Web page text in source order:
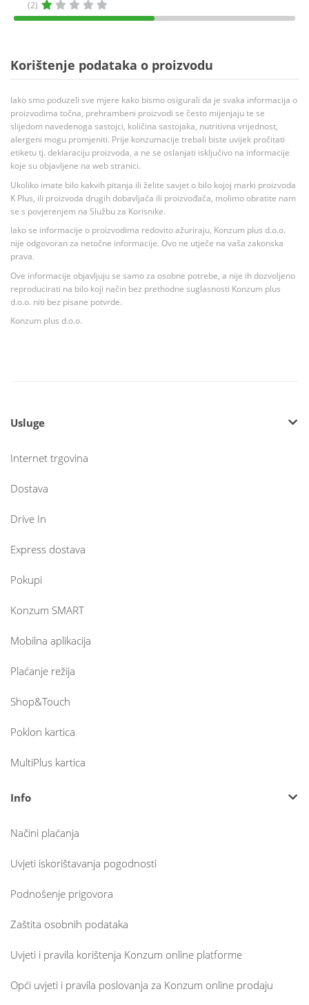
(2)
Korištenje podataka o proizvodu
Iako smo poduzeli sve mjere kako bismo osigurali da je svaka informacija o
proizvodima točna, prehrambeni proizvodi se često mijenjaju te se
slijedom navedenoga sastojci, količina sastojaka, nutritivna vrijednost,
alergeni mogu promjeniti. Prije konzumacije trebali biste uvijek pročitati
etiketu tj. deklaraciju proizvoda, a ne se oslanjati isključivo na informacije
koje su objavljene na web stranici.
Ukoliko imate bilo kakvih pitanja ili želite savjet o bilo kojoj marki proizvoda
K Plus, ili proizvoda drugih dobavljača ili proizvođača, molimo obratite nam
se s povjerenjem na Službu za Korisnike.
Iako se informacije o proizvodima redovito ažuriraju, Konzum plus d.o.o.
nije odgovoran za netočne informacije. Ovo ne utječe na vaša zakonska
prava.
Ove informacije objavljuju se samo za osobne potrebe, a nije ih dozvoljeno
reproducirati na bilo koji način bez prethodne suglasnosti Konzum plus
d.o.o. niti bez pisane potvrde.
Konzum plus d.o.o.
Usluge
Internet trgovina
Dostava
Drive In
Express dostava
Pokupi
Konzum SMART
Mobilna aplikacija
Plaćanje režija
Shop&Touch
Poklon kartica
MultiPlus kartica
Info
Načini plaćanja
Uvjeti iskorištavanja pogodnosti
Podnošenje prigovora
Zaštita osobnih podataka
Uvjeti i pravila korištenja Konzum online platforme
Opći uvjeti i pravila poslovanja za Konzum online prodaju